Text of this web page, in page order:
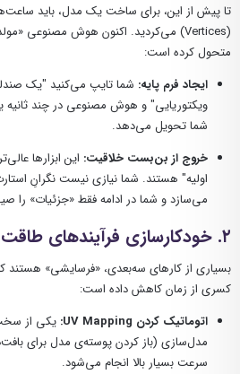
تا پیش از این، برای ساخت یک مدل، باید
متحول کرده است:
ایجاد فرم پایه: شما تایپ می‌کنید "یک
شما تحویل می‌دهد.
خروج از بن‌بست خلاقیت: این ابزارها
می‌سازد و شما در ادامه فقط «جزئیات» را
۲. خودکارسازی فرآیندهای طاقت‌فرسا (Automation)
بسیاری از کارهای سه‌بعدی، «فرسایشی»
کسری از زمان کاهش داده است:
اتوماتیک کردن UV Mapping:
یکی از
سرعت بسیار بالا انجام می‌شود.